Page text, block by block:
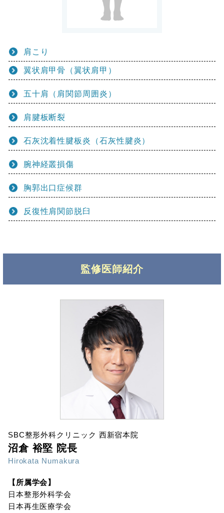
肩こり
翼状肩甲骨（翼状肩甲）
五十肩（肩関節周囲炎）
肩腱板断裂
石灰沈着性腱板炎（石灰性腱炎）
腕神経叢損傷
胸郭出口症候群
反復性肩関節脱臼
監修医師紹介
SBC整形外科クリニック 西新宿本院
沼倉 裕堅 院長
Hirokata Numakura
【所属学会】
日本整形外科学会
日本再生医療学会